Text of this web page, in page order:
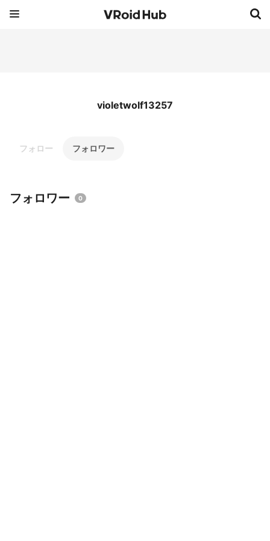
violetwolf13257
フォロー フォロワー
フォロワー 0